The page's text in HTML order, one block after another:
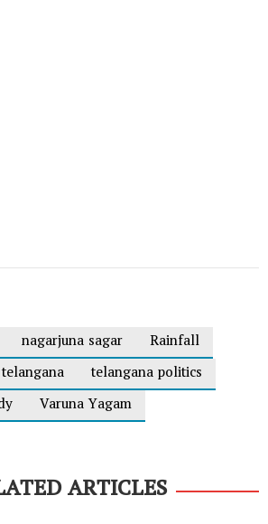
nagarjuna sagar
Rainfall
telangana
telangana politics
Varuna Yagam
ARTICLES